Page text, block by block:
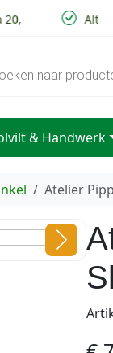
Altijd
& Handwerk
Atelier